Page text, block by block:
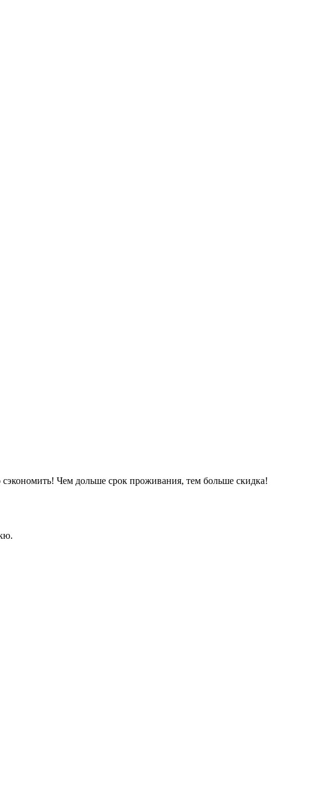
Чем дольше срок проживания, тем больше скидка!